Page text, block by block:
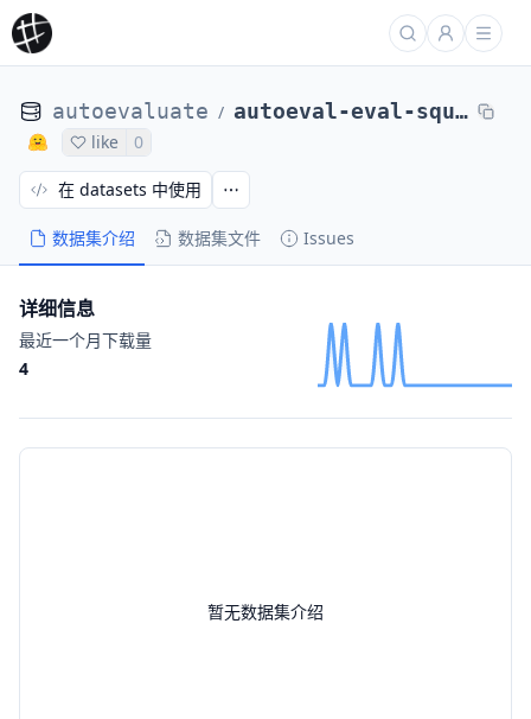
autoevaluate / autoeval-eval-squad_v2-squad_v2-779f0e-50149145291
like 0
数据集介绍 数据集文件 Issues
在 datasets 中使用
暂无数据集介绍
详细信息
最近一个月下载量
4